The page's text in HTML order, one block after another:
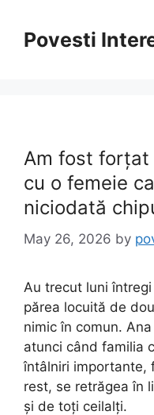
contentPovesti
Am fost forțat
cu o femeie
niciodată
May 26, 2026 by
Au trecut luni
părea locuită de
nimic în comun.
atunci când familia
întâlniri importante,
rest, se retrăgea în
și de toți ceilalți.